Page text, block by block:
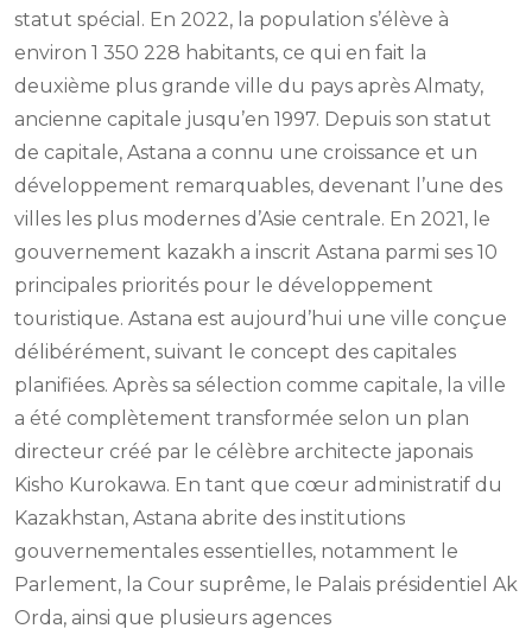
statut spécial. En 2022, la population s’élève à
environ 1 350 228 habitants, ce qui en fait la
deuxième plus grande ville du pays après Almaty,
ancienne capitale jusqu’en 1997. Depuis son statut
de capitale, Astana a connu une croissance et un
développement remarquables, devenant l’une des
villes les plus modernes d’Asie centrale. En 2021, le
gouvernement kazakh a inscrit Astana parmi ses 10
principales priorités pour le développement
touristique. Astana est aujourd’hui une ville conçue
délibérément, suivant le concept des capitales
planifiées. Après sa sélection comme capitale, la ville
a été complètement transformée selon un plan
directeur créé par le célèbre architecte japonais
Kisho Kurokawa. En tant que cœur administratif du
Kazakhstan, Astana abrite des institutions
gouvernementales essentielles, notamment le
Parlement, la Cour suprême, le Palais présidentiel Ak
Orda, ainsi que plusieurs agences